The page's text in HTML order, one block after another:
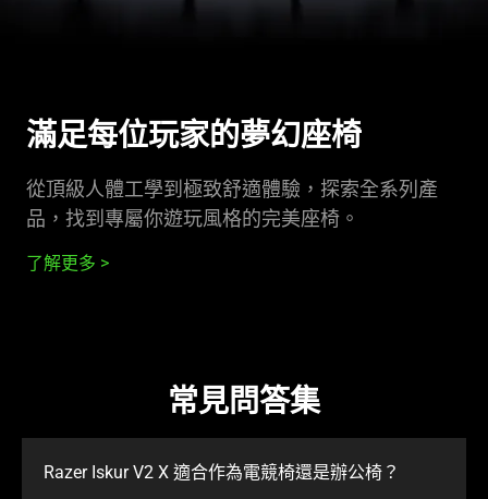
滿足每位玩家的夢幻座椅
從頂級人體工學到極致舒適體驗，探索全系列產
品，找到專屬你遊玩風格的完美座椅 。
了解更多
常見問答集
Razer Iskur V2 X 適合作為電競椅還是辦公椅 ？